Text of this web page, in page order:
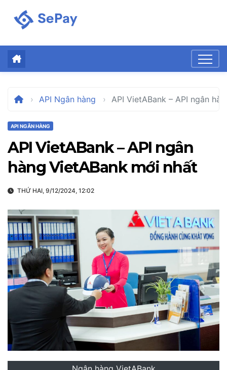
API Ngân hàng API VietABank – API ngân
API NGÂN HÀNG
API VietABank – API ngân
hàng VietABank mới nhất
THỨ HAI, 9/12/2024, 12:02